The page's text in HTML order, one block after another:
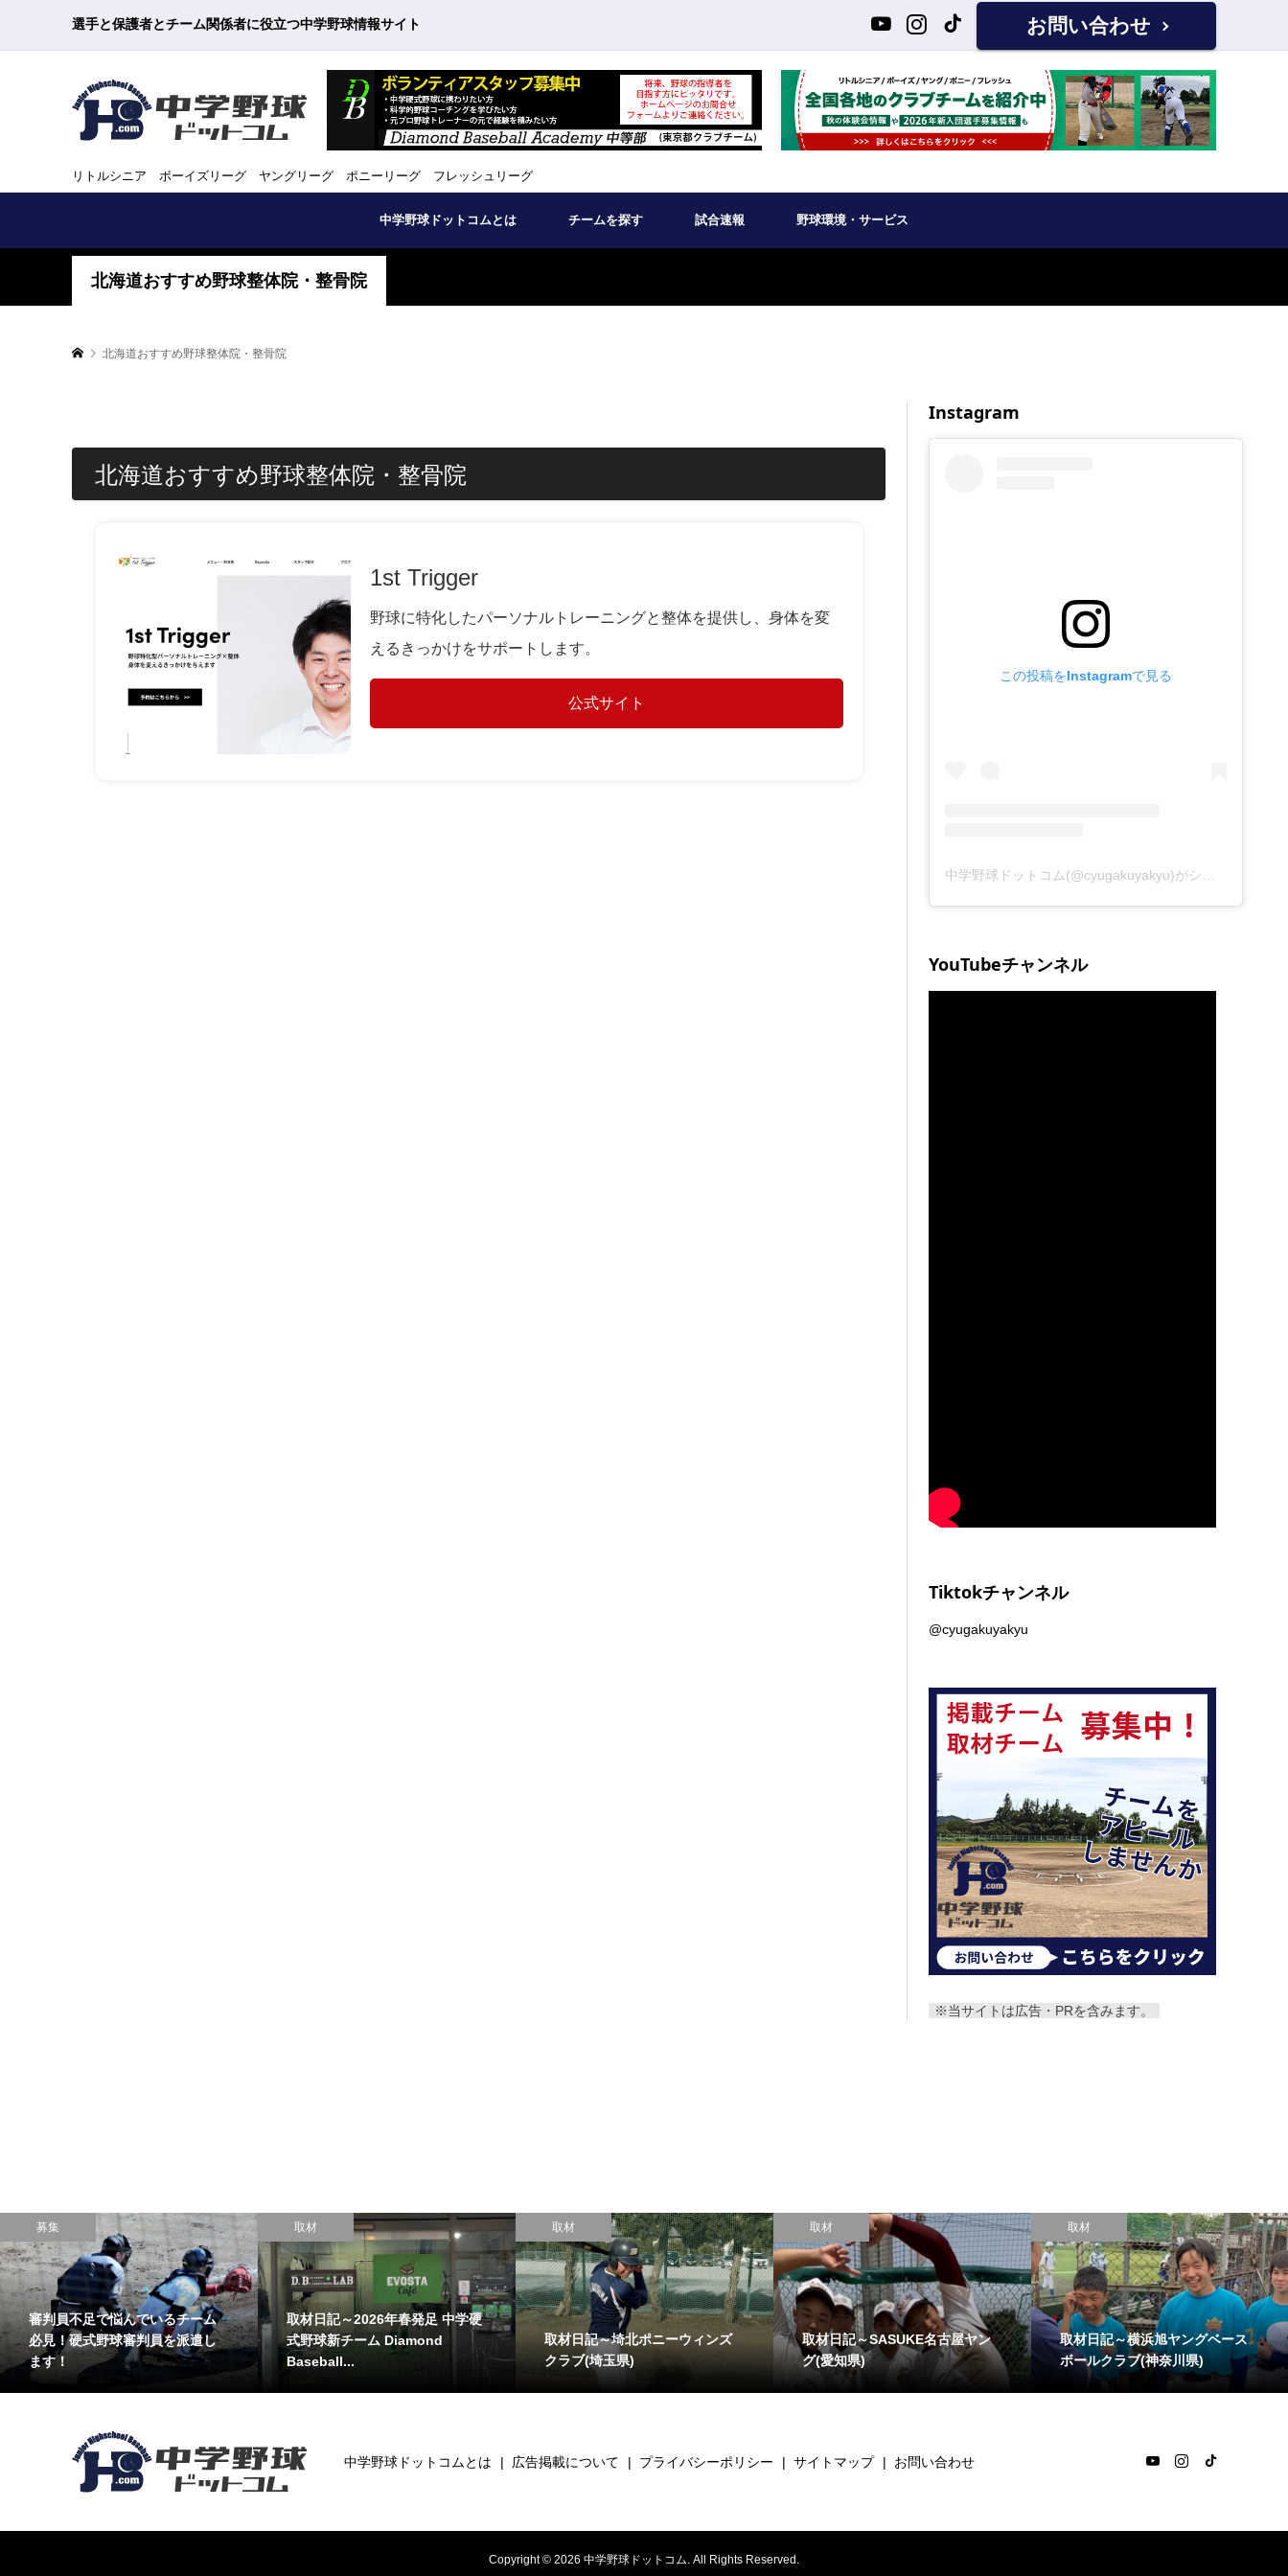
選手と保護者とチーム関係者に役立つ中学野球情報サイト お問い合わせ
リトルシニア ボーイズリーグ ヤングリーグ ポニーリーグ フレッシュリーグ
中学野球ドットコムとは チームを探す 試合速報 野球環境・サービス
北海道おすすめ野球整体院・整骨院
北海道おすすめ野球整体院・整骨院
北海道おすすめ野球整体院・整骨院
1st Trigger
野球に特化したパーソナルトレーニングと整体を提供し、身体を変
えるきっかけをサポートします。
公式サイト
Instagram
この投稿をInstagramで見る
YouTubeチャンネル
Tiktokチャンネル
@cyugakuyakyu
※当サイトは広告・PRを含みます。
中学硬
取材
取材日記～埼北ポニーウィンズ
クラブ(埼玉県)
取材日記～SASUKE名古屋ヤン
取材
取材日記～横浜旭ヤングベース
ボールクラブ(神奈川県)
取材
取材日記～大田水門ボーイズ(東
京都)
整体院
選手のカラダのケアと
通う重要性
中学野球ドットコムとは 広告掲載について プライバシーポリシー サイトマップ お問い合わせ
Copyright © 2026 中学野球ドットコム. All Rights Reserved.